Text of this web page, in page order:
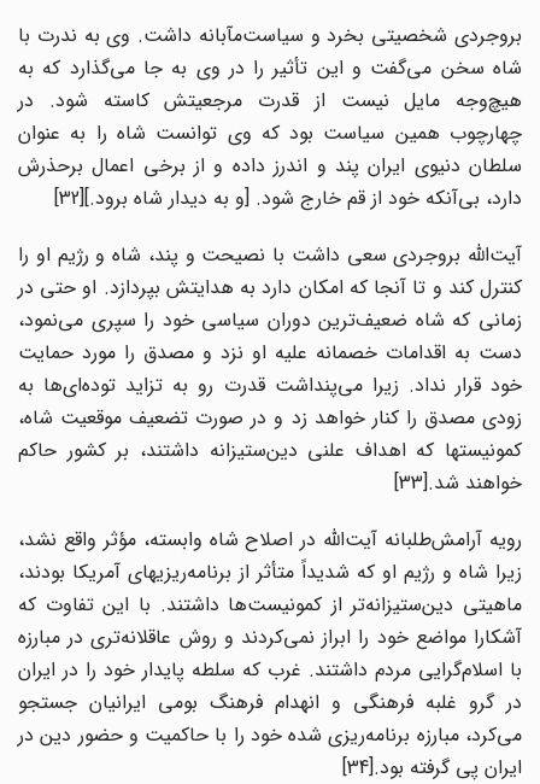
بروجردی شخصیتی بخرد و سیاست‌مآبانه داشت. وی به ندرت با
شاه سخن می‌گفت و این تأثیر را در وی به جا می‌گذارد که به
هیچ‌وجه مایل نیست از قدرت مرجعیتش کاسته شود. در
چهارچوب همین سیاست بود که وی توانست شاه را به عنوان
سلطان دنیوی ایران پند و اندرز داده و از برخی اعمال برحذرش
دارد، بی‌‌آنکه خود از قم خارج شود. [و به دیدار شاه برود.][32]
آیت‌الله بروجردی سعی داشت با نصیحت و پند، شاه و رژیم او را
کنترل کند و تا آنجا که امکان دارد به هدایتش بپردازد. او حتی در
زمانی که شاه ضعیف‌ترین دوران سیاسی خود را سپری می‌نمود،
دست به اقدامات خصمانه علیه او نزد و مصدق را مورد حمایت
خود قرار نداد. زیرا می‌پنداشت قدرت رو به تزاید توده‌ای‌ها به
زودی مصدق را کنار خواهد زد و در صورت تضعیف موقعیت شاه،
کمونیستها که اهداف علنی دین‌ستیزانه داشتند، بر کشور حاکم
خواهند شد.[33]
رویه آرامش‌طلبانه آیت‌الله در اصلاح شاه وابسته، مؤثر واقع نشد،
زیرا شاه و رژیم او که شدیداً متأثر از برنامه‌ریزیهای آمریکا بودند،
ماهیتی دین‌ستیزانه‌تر از کمونیست‌ها داشتند. با این تفاوت که
آشکارا مواضع خود را ابراز نمی‌کردند و روش عاقلانه‌تری در مبارزه
با اسلام‌گرایی مردم داشتند. غرب که سلطه پایدار خود را در ایران
در گرو غلبه فرهنگی و انهدام فرهنگ بومی ایرانیان جستجو
می‌کرد، مبارزه برنامه‌ریزی شده خود را با حاکمیت و حضور دین در
ایران پی گرفته بود.[34]